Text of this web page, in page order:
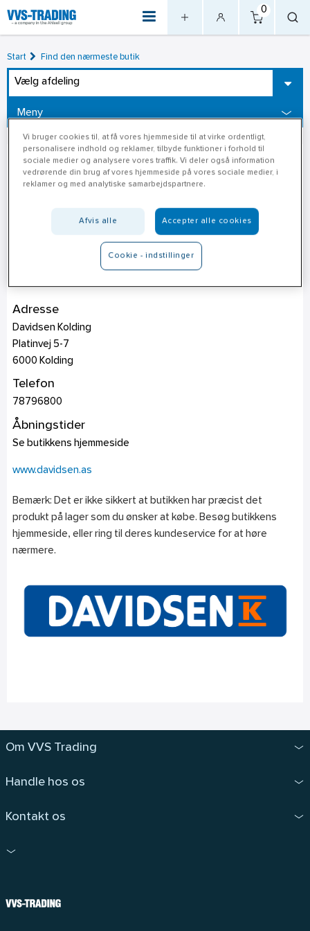
0
Start Find den nærmeste butik
Vælg afdeling
Meny
Adresse
Davidsen Kolding
Platinvej 5-7
6000 Kolding
Telefon
78796800
Åbningstider
Se butikkens hjemmeside
www.davidsen.as
Bemærk: Det er ikke sikkert at butikken har præcist det
produkt på lager som du ønsker at købe. Besøg butikkens
hjemmeside, eller ring til deres kundeservice for at høre
nærmere.
Om VVS Trading
Handle hos os
Kontakt os
Vi bruger cookies til, at få vores hjemmeside til at virke ordentligt,
personalisere indhold og reklamer, tilbyde funktioner i forhold til
sociale medier og analysere vores traffik. Vi deler også information
vedrørende din brug af vores hjemmeside på vores sociale medier, i
reklamer og med analytiske samarbejdspartnere.
Afvis alle Accepter alle cookies
Cookie - indstillinger